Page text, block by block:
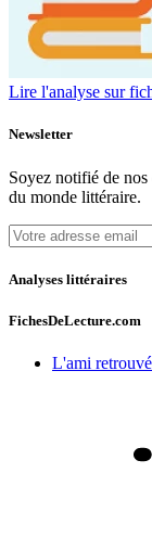
Lire l'analyse sur
Newsletter
Soyez notifié de nos
du monde littéraire.
Analyses littéraires
FichesDeLecture.com
L'ami